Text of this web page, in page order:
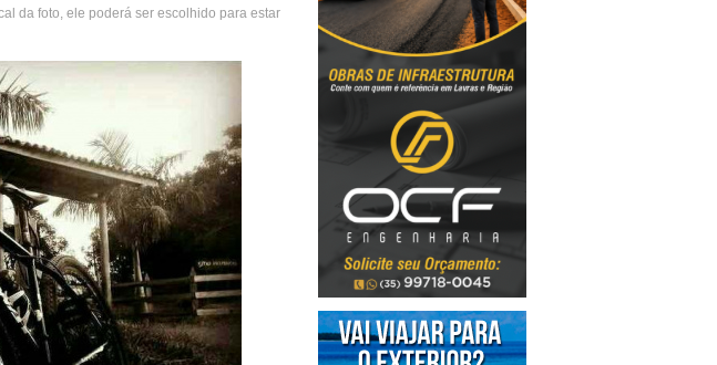
da foto, ele poderá ser escolhido para estar